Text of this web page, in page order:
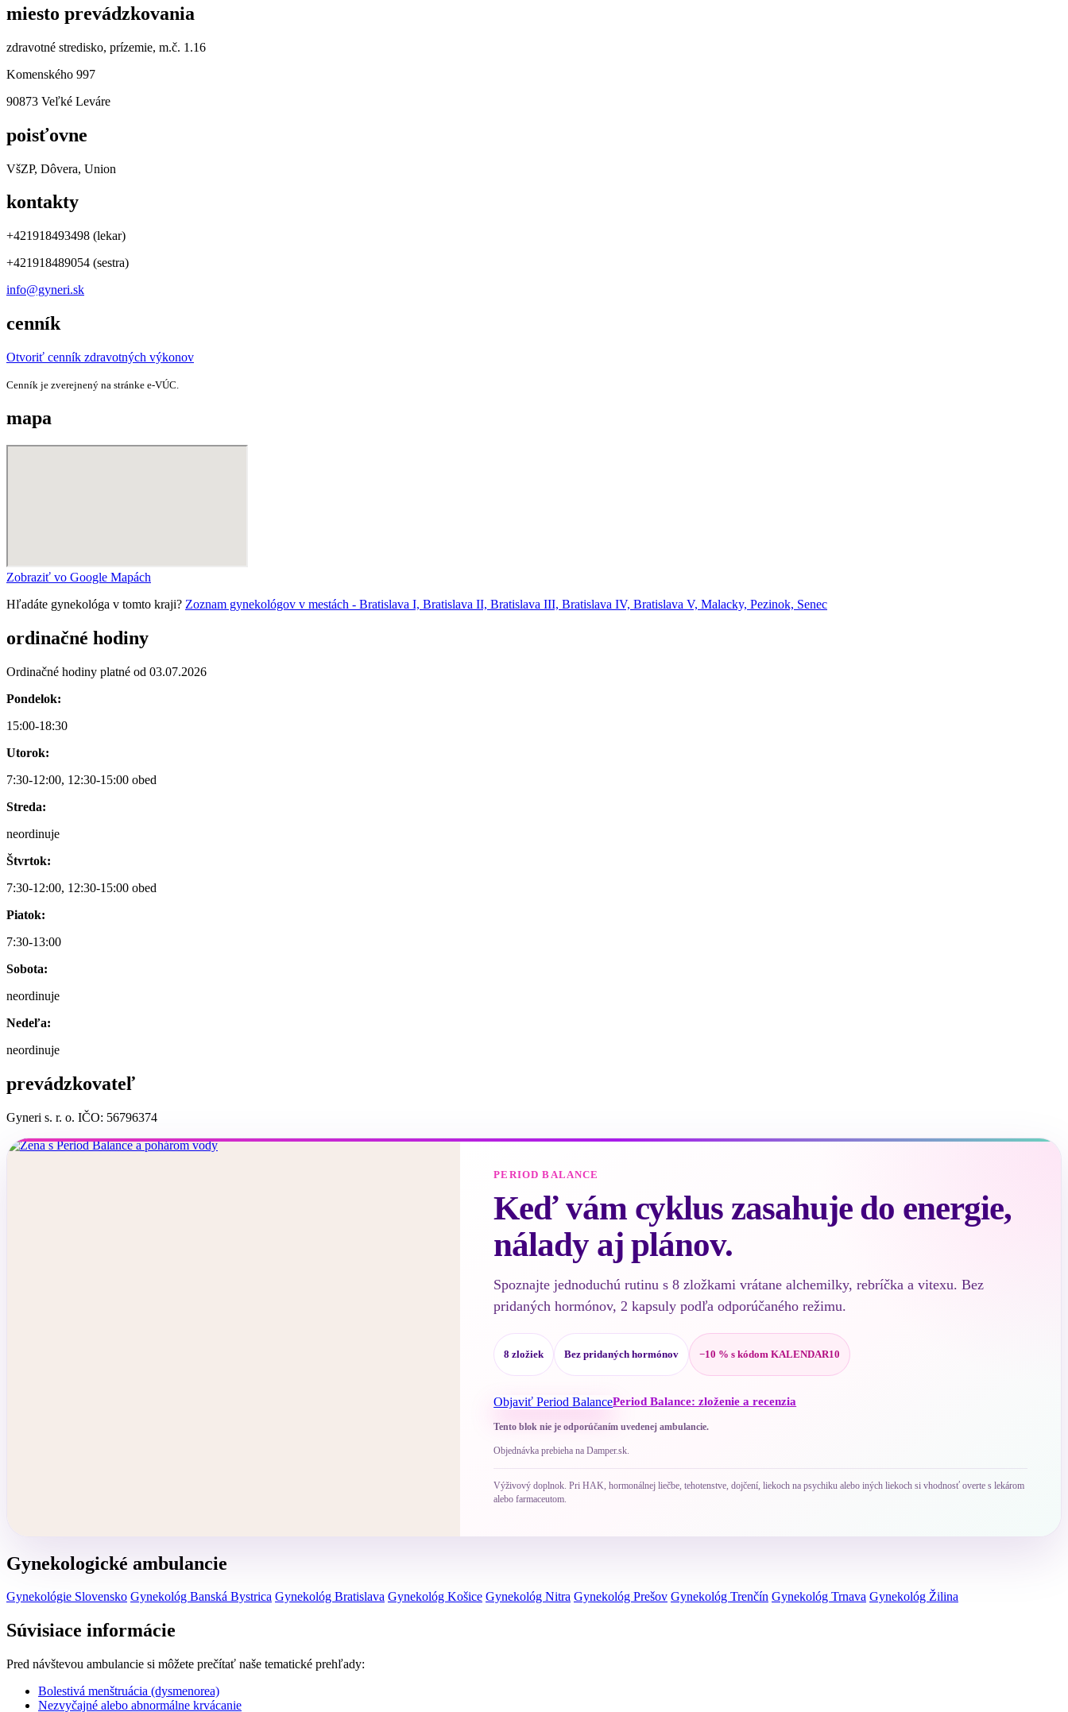
miesto prevádzkovania
zdravotné stredisko, prízemie, m.č. 1.16
Komenského 997
90873 Veľké Leváre
poisťovne
VšZP, Dôvera, Union
kontakty
+421918493498 (lekar)
+421918489054 (sestra)
info@gyneri.sk
cenník
Otvoriť cenník zdravotných výkonov
Cenník je zverejnený na stránke e‑VÚC.
mapa
Zobraziť vo Google Mapách
Hľadáte gynekológa v tomto kraji? Zoznam gynekológov v mestách - Bratislava I, Bratislava II, Bratislava III, Bratislava IV, Bratislava V, Malacky, Pezinok, Senec
ordinačné hodiny
Ordinačné hodiny platné od 03.07.2026
Pondelok:
15:00-18:30
Utorok:
7:30-12:00, 12:30-15:00 obed
Streda:
neordinuje
Štvrtok:
7:30-12:00, 12:30-15:00 obed
Piatok:
7:30-13:00
Sobota:
neordinuje
Nedeľa:
neordinuje
prevádzkovateľ
Gyneri s. r. o. IČO: 56796374
PERIOD BALANCE
Keď vám cyklus zasahuje do energie,
nálady aj plánov.
Spoznajte jednoduchú rutinu s 8 zložkami vrátane alchemilky, rebríčka a vitexu. Bez
pridaných hormónov, 2 kapsuly podľa odporúčaného režimu.
8 zložiek Bez pridaných hormónov −10 % s kódom KALENDAR10
Objaviť Period BalancePeriod Balance: zloženie a recenzia
Tento blok nie je odporúčaním uvedenej ambulancie.
Objednávka prebieha na Damper.sk.
Výživový doplnok. Pri HAK, hormonálnej liečbe, tehotenstve, dojčení, liekoch na psychiku alebo iných liekoch si vhodnosť overte s lekárom
alebo farmaceutom.
Gynekologické ambulancie
Gynekológie Slovensko Gynekológ Banská Bystrica Gynekológ Bratislava Gynekológ Košice Gynekológ Nitra Gynekológ Prešov Gynekológ Trenčín Gynekológ Trnava Gynekológ Žilina
Súvisiace informácie
Pred návštevou ambulancie si môžete prečítať naše tematické prehľady:
Bolestivá menštruácia (dysmenorea)
Nezvyčajné alebo abnormálne krvácanie